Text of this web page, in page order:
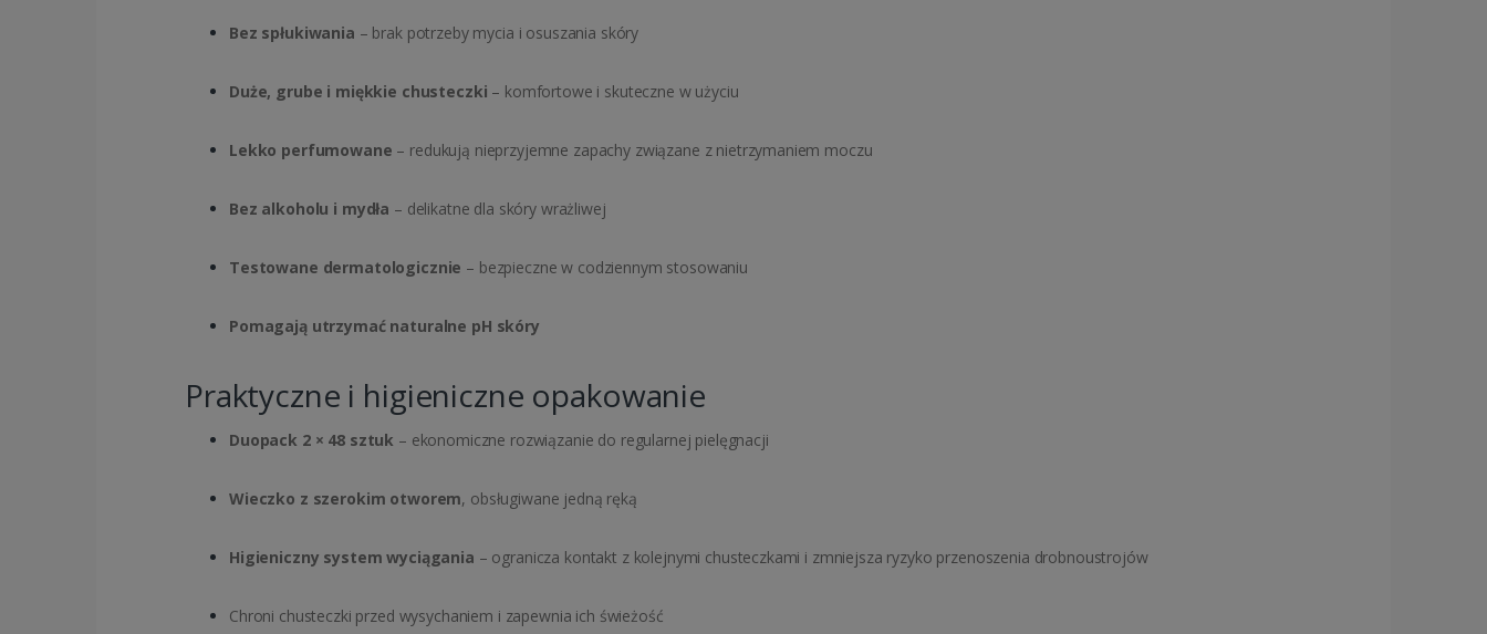
Bez spłukiwania – brak potrzeby mycia i osuszania skóry
Duże, grube i miękkie chusteczki – komfortowe i skuteczne w użyciu
Lekko perfumowane – redukują nieprzyjemne zapachy związane z nietrzymaniem moczu
Bez alkoholu i mydła – delikatne dla skóry wrażliwej
Testowane dermatologicznie – bezpieczne w codziennym stosowaniu
Pomagają utrzymać naturalne pH skóry
Praktyczne i higieniczne opakowanie
Duopack 2 × 48 sztuk – ekonomiczne rozwiązanie do regularnej pielęgnacji
Wieczko z szerokim otworem, obsługiwane jedną ręką
Higieniczny system wyciągania – ogranicza kontakt z kolejnymi chusteczkami i zmniejsza ryzyko przenoszenia drobnoustrojów
Chroni chusteczki przed wysychaniem i zapewnia ich świeżość